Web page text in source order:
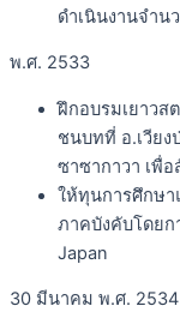
ดำเนินงานจำ
พ.ศ. 2533
ฝึกอบรมเยาวส
ชนบทที่ อ.เวียง
ซาซากาวา เพื่
ให้ทุนการศึกษ
ภาคบังคับโดยก
Japan
30 มีนาคม พ.ศ. 2534